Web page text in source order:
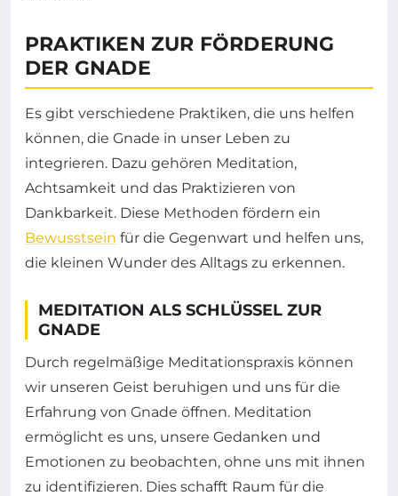
PRAKTIKEN ZUR FÖRDERUNG
DER GNADE
Es gibt verschiedene Praktiken, die uns helfen
können, die Gnade in unser Leben zu
integrieren. Dazu gehören Meditation,
Achtsamkeit und das Praktizieren von
Dankbarkeit. Diese Methoden fördern ein
Bewusstsein für die Gegenwart und helfen uns,
die kleinen Wunder des Alltags zu erkennen.
MEDITATION ALS SCHLÜSSEL ZUR
GNADE
Durch regelmäßige Meditationspraxis können
wir unseren Geist beruhigen und uns für die
Erfahrung von Gnade öffnen. Meditation
ermöglicht es uns, unsere Gedanken und
Emotionen zu beobachten, ohne uns mit ihnen
zu identifizieren. Dies schafft Raum für die